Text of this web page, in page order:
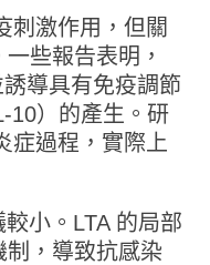
刺激作用，但關
些報告表明，
導具有免疫調節
10）的產生。研
症過程，實際上
小。LTA 的局部
，導致抗感染